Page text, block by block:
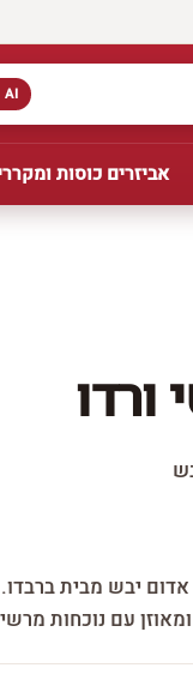
AI ✦
אביזרים כוסות
ורדו
עם נוכחות